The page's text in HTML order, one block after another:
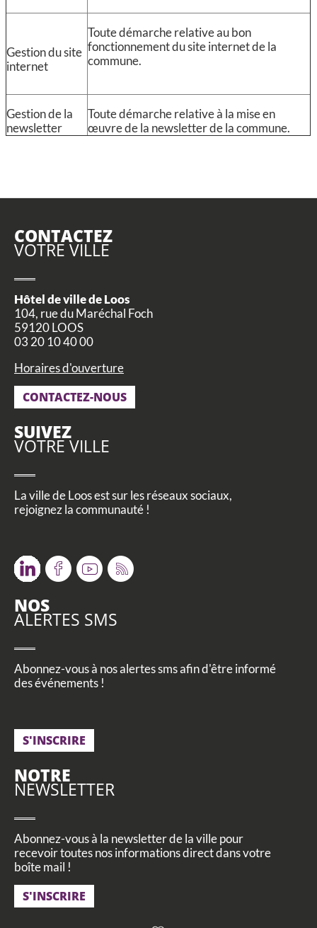
Gestion du site
internet
Toute démarche relative au bon
fonctionnement du site internet de la
commune.
Gestion de la
newsletter
Toute démarche relative à la mise en
œuvre de la newsletter de la commune.
CONTACTEZ
VOTRE VILLE
Hôtel de ville de Loos
104, rue du Maréchal Foch
59120 LOOS
03 20 10 40 00
Horaires d'ouverture
CONTACTEZ-NOUS
SUIVEZ
VOTRE VILLE
La ville de Loos est sur les réseaux sociaux,
rejoignez la communauté !
TwitterFacebookYoutube
RSS
NOS
ALERTES SMS
Abonnez-vous à nos alertes sms afin d'être informé
des événements !
S'INSCRIRE
NOTRE
NEWSLETTER
Abonnez-vous à la newsletter de la ville pour
recevoir toutes nos informations direct dans votre
boîte mail !
S'INSCRIRE